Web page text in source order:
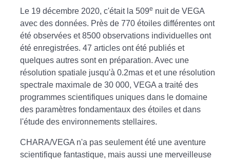
Le 19 décembre 2020, c'était la 509e nuit de VEGA
avec des données. Près de 770 étoiles différentes ont
été observées et 8500 observations individuelles ont
été enregistrées. 47 articles ont été publiés et
quelques autres sont en préparation. Avec une
résolution spatiale jusqu'à 0.2mas et et une résolution
spectrale maximale de 30 000, VEGA a traité des
programmes scientifiques uniques dans le domaine
des paramètres fondamentaux des étoiles et dans
l'étude des environnements stellaires.
CHARA/VEGA n'a pas seulement été une aventure
scientifique fantastique, mais aussi une merveilleuse